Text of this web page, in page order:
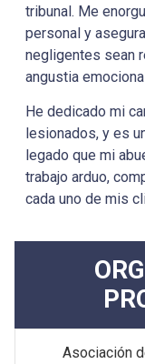
tribunal. Me
personal y
negligentes sean
angustia
He dedicado mi
lesionados, y es
legado que mi
trabajo arduo,
cada uno de mis
Asociación